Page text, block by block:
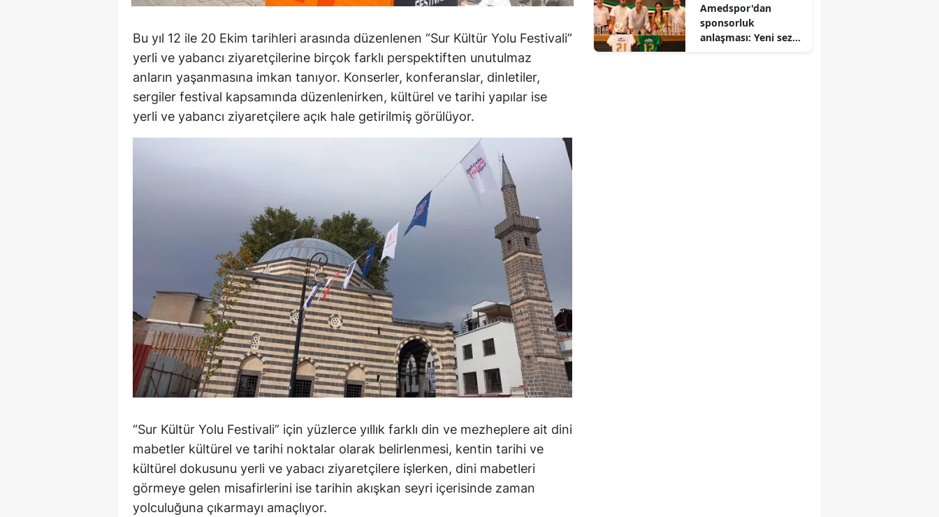
Bu yıl 12 ile 20 Ekim tarihleri arasında düzenlenen “Sur Kültür Yolu Festivali”
yerli ve yabancı ziyaretçilerine birçok farklı perspektiften unutulmaz
anların yaşanmasına imkan tanıyor. Konserler, konferanslar, dinletiler,
sergiler festival kapsamında düzenlenirken, kültürel ve tarihi yapılar ise
yerli ve yabancı ziyaretçilere açık hale getirilmiş görülüyor.
“Sur Kültür Yolu Festivali” için yüzlerce yıllık farklı din ve mezheplere ait dini
mabetler kültürel ve tarihi noktalar olarak belirlenmesi, kentin tarihi ve
kültürel dokusunu yerli ve yabacı ziyaretçilere işlerken, dini mabetleri
görmeye gelen misafirlerini ise tarihin akışkan seyri içerisinde zaman
yolculuğuna çıkarmayı amaçlıyor.
Amedspor'dan
sponsorluk
anlaşması: Yeni sezon